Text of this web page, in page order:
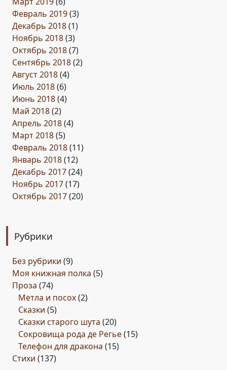
Февраль 2019(3)
Декабрь 2018(1)
Ноябрь 2018(3)
Октябрь 2018(7)
Сентябрь 2018(2)
Август 2018(4)
Июль 2018(6)
Июнь 2018(4)
Май 2018(2)
Апрель 2018(4)
Март 2018(5)
Февраль 2018(11)
Январь 2018(12)
Декабрь 2017(24)
Ноябрь 2017(17)
Октябрь 2017(20)
Рубрики
Без рубрики (9)
Моя книжная полка (5)
Проза (74)
Метла и посох(2)
Сказки (5)
Сказки старого шута (20)
Сокровища рода де Регье(15)
Телефон для дракона (15)
Стихи (137)